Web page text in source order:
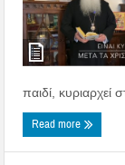
παιδί, κυριαρχεί
Read more